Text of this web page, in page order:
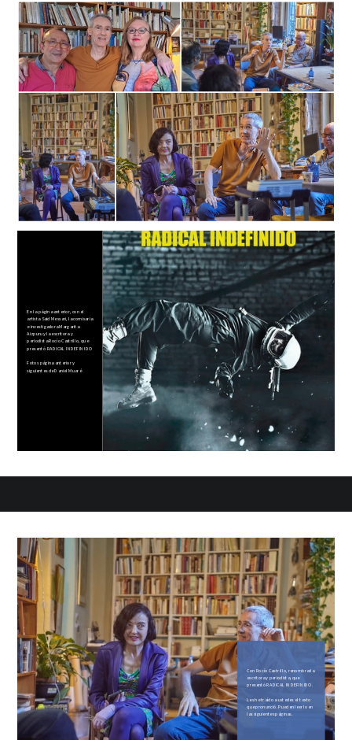
En la página anterior, con el
artista Said Messari, la comisaria
e investigadora Margarita
Aizpuru y la escritora y
periodista Rocío Castrillo, que
presentó RADICAL INDEFINIDO
Fotos página anterior y
siguientes de Daniel Muaré
Con Rocío Castrillo, renombrada
escritora y periodista, que
presentó RADICAL INDEFINIDO.
Les he traído a ustedes el texto
que pronunció. Pueden leerlo en
las siguientes páginas.